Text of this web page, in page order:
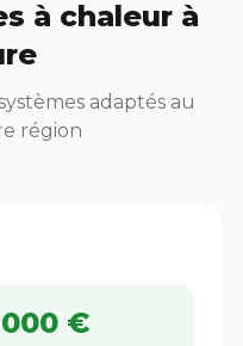
à chaleur à
adaptés au
région
€